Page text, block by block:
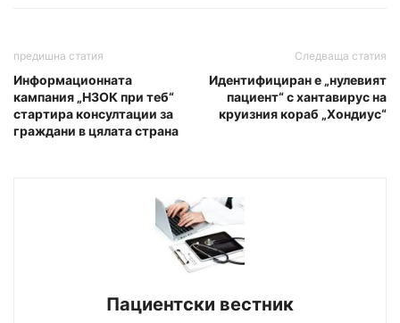
предишна статия
Информационната
кампания „НЗОК при теб“
стартира консултации за
граждани в цялата страна
Следваща статия
Идентифициран е „нулевият
пациент“ с хантавирус на
круизния кораб „Хондиус“
Пациентски вестник